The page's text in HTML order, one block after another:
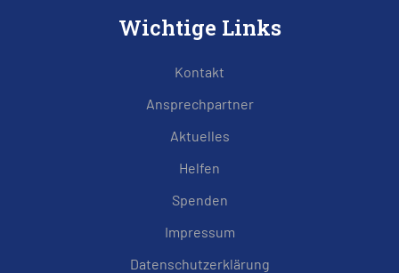
Wichtige Links
Kontakt
Ansprechpartner
Aktuelles
Helfen
Spenden
Impressum
Datenschutzerklärung